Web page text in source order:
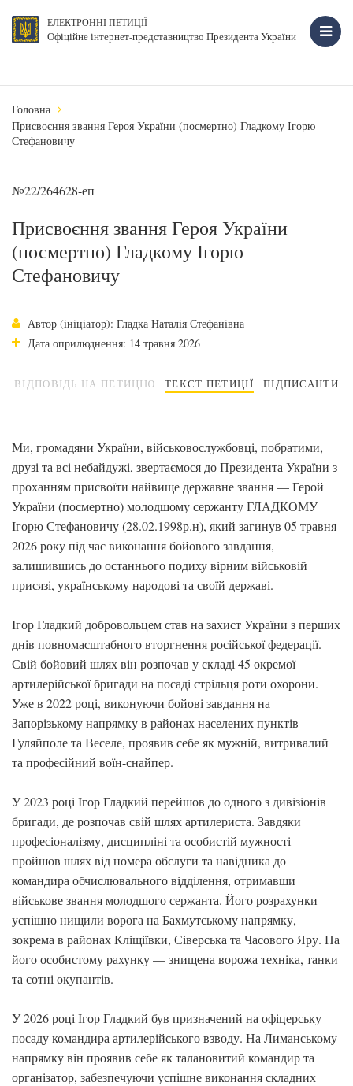
ЕЛЕКТРОННІ ПЕТИЦІЇ
Офіційне інтернет-представництво Президента України
Головна
Присвоєння звання Героя України (посмертно) Гладкому Ігорю
Стефановичу
№22/264628-еп
Присвоєння звання Героя України
(посмертно) Гладкому Ігорю
Стефановичу
Автор (ініціатор): Гладка Наталія Стефанівна
Дата оприлюднення: 14 травня 2026
ВІДПОВІДЬ НА ПЕТИЦІЮ ТЕКСТ ПЕТИЦІЇ ПІДПИСАНТИ
Ми, громадяни України, військовослужбовці, побратими,
друзі та всі небайдужі, звертаємося до Президента України з
проханням присвоїти найвище державне звання — Герой
України (посмертно) молодшому сержанту ГЛАДКОМУ
Ігорю Стефановичу (28.02.1998р.н), який загинув 05 травня
2026 року під час виконання бойового завдання,
залишившись до останнього подиху вірним військовій
присязі, українському народові та своїй державі.
Ігор Гладкий добровольцем став на захист України з перших
днів повномасштабного вторгнення російської федерації.
Свій бойовий шлях він розпочав у складі 45 окремої
артилерійської бригади на посаді стрільця роти охорони.
Уже в 2022 році, виконуючи бойові завдання на
Запорізькому напрямку в районах населених пунктів
Гуляйполе та Веселе, проявив себе як мужній, витривалий
та професійний воїн-снайпер.
У 2023 році Ігор Гладкий перейшов до одного з дивізіонів
бригади, де розпочав свій шлях артилериста. Завдяки
професіоналізму, дисципліні та особистій мужності
пройшов шлях від номера обслуги та навідника до
командира обчислювального відділення, отримавши
військове звання молодшого сержанта. Його розрахунки
успішно нищили ворога на Бахмутському напрямку,
зокрема в районах Кліщіївки, Сіверська та Часового Яру. На
його особистому рахунку — знищена ворожа техніка, танки
та сотні окупантів.
У 2026 році Ігор Гладкий був призначений на офіцерську
посаду командира артилерійського взводу. На Лиманському
напрямку він проявив себе як талановитий командир та
організатор, забезпечуючи успішне виконання складних